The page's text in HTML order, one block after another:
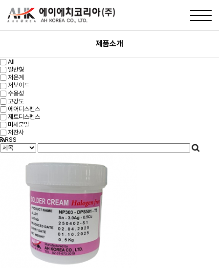
제품소개
All
일반형
저온계
저보이드
수용성
고강도
에어디스펜스
제트디스펜스
미세분말
저잔사
RSS